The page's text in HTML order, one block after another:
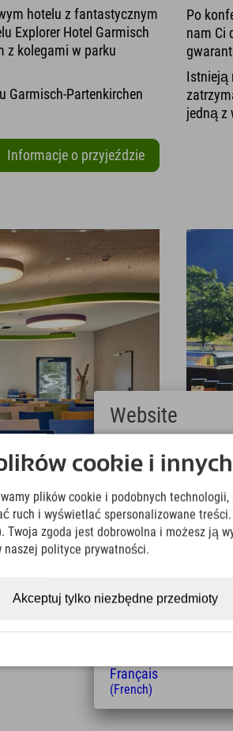
hotelu z fantastycznym
Explorer Hotel Garmisch
z kolegami w parku
Garmisch-Partenkirchen
Informacje o przyjeździe
Po
nam Ci
Istnieją
jedną z
Explorer Hotel
lub wyodrębnić i
39,80
cookie i
plików cookie i podobnych
ruch i wyświetlać spersonalizowane
Twoja zgoda jest dobrowolna i możesz ją
polityce prywatności.
Akceptuj tylko niezbędne przedmioty
Website
Deutsch
(German)
(English)
Italiano
(Italian)
Čeština
(Polish)
Magyar
Français
(French)